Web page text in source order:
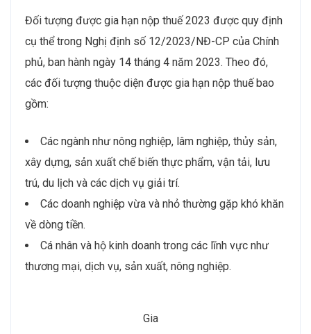
Đối tượng được gia hạn nộp thuế 2023 được quy định
cụ thể trong Nghị định số 12/2023/NĐ-CP của Chính
phủ, ban hành ngày 14 tháng 4 năm 2023. Theo đó,
các đối tượng thuộc diện được gia hạn nộp thuế bao
gồm:
Các ngành như nông nghiệp, lâm nghiệp, thủy sản,
xây dựng, sản xuất chế biến thực phẩm, vận tải, lưu
trú, du lịch và các dịch vụ giải trí.
Các doanh nghiệp vừa và nhỏ thường gặp khó khăn
về dòng tiền.
Cá nhân và hộ kinh doanh trong các lĩnh vực như
thương mại, dịch vụ, sản xuất, nông nghiệp.
Gia